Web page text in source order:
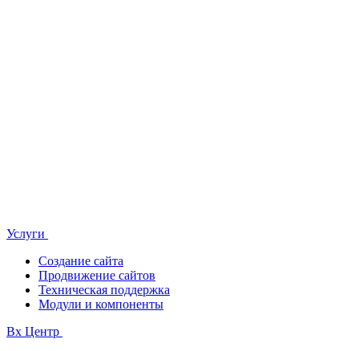
Услуги
Создание сайта
Продвижение сайтов
Техническая поддержка
Модули и компоненты
Bx Центр